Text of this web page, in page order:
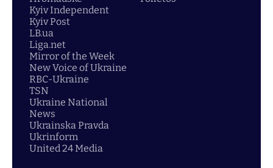
Kyiv Independent
Kyiv Post
LB.ua
Liga.net
Mirror of the Week
New Voice of Ukraine
RBC-Ukraine
TSN
Ukraine National
News
Ukrainska Pravda
Ukrinform
United 24 Media